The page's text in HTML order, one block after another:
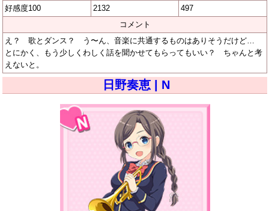
好感度100
2132
497
コメント
え？ 歌とダンス？ う〜ん、音楽に共通するものはありそうだけど…
とにかく、もう少しくわしく話を聞かせてもらってもいい？ ちゃんと考
えないと。
日野奏恵 | N